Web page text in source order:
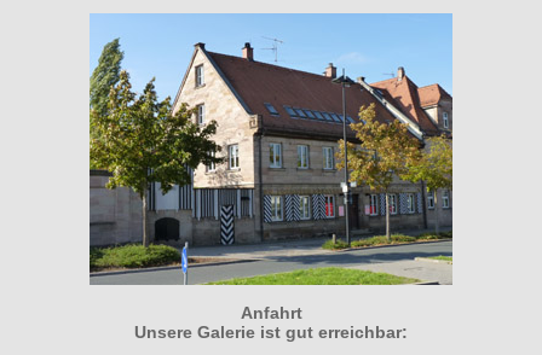
Anfahrt
Unsere Galerie ist gut erreichbar: